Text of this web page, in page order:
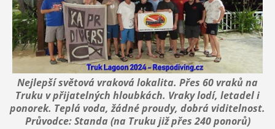
Nejlepší světová vraková lokalita. Přes 60 vraků na
Truku v přijatelných hloubkách. Vraky lodí, letadel i
ponorek. Teplá voda, žádné proudy, dobrá viditelnost.
Průvodce: Standa (na Truku již přes 240 ponorů)